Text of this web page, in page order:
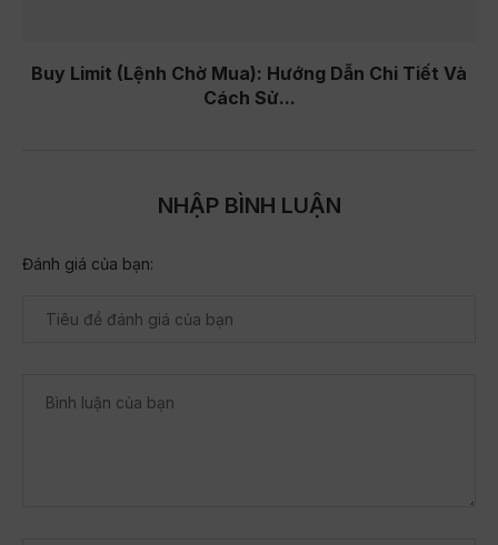
Buy Limit (Lệnh Chờ Mua): Hướng Dẫn Chi Tiết Và
Cách Sử...
NHẬP BÌNH LUẬN
Đánh giá của bạn: